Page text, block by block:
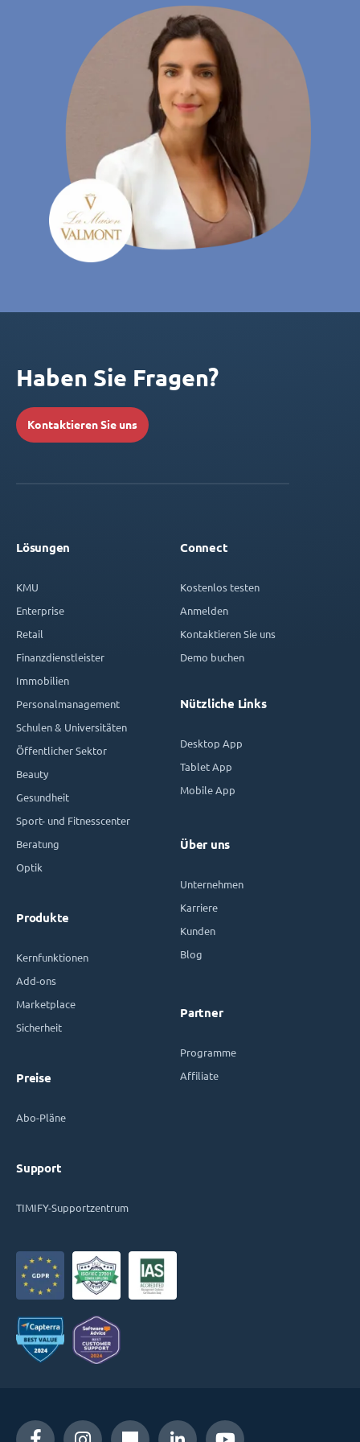
Haben Sie Fragen?
Kontaktieren Sie uns
Lösungen
KMU
Enterprise
Retail
Finanzdienstleister
Immobilien
Personalmanagement
Schulen & Universitäten
Öffentlicher Sektor
Beauty
Gesundheit
Sport- und Fitnesscenter
Beratung
Optik
Produkte
Kernfunktionen
Add-ons
Marketplace
Sicherheit
Preise
Abo-Pläne
Support
TIMIFY-Supportzentrum
Connect
Kostenlos testen
Anmelden
Kontaktieren Sie uns
Demo buchen
Nützliche Links
Desktop App
Tablet App
Mobile App
Über uns
Unternehmen
Karriere
Kunden
Blog
Partner
Programme
Affiliate